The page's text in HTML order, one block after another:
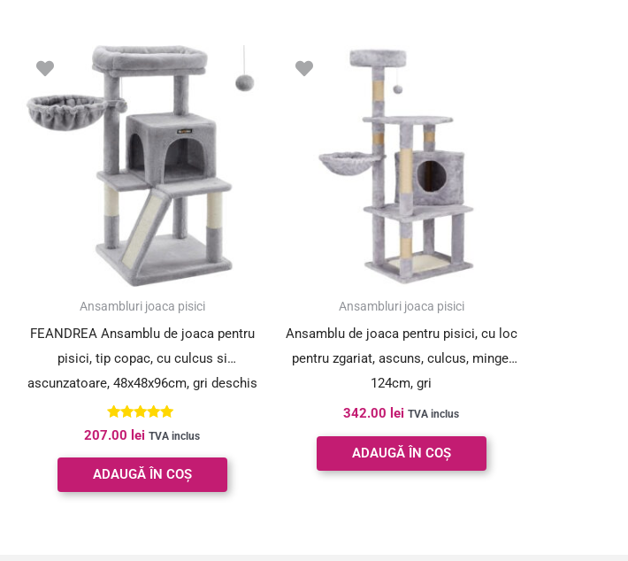
Ansambluri joaca pisici
FEANDREA Ansamblu de joaca pentru
pisici, tip copac, cu culcus si
ascunzatoare, 48x48x96cm, gri deschis
Evaluat la
5.00
din 5
207.00 lei TVA inclus
ADAUGĂ ÎN COȘ
Ansambluri joaca pisici
Ansamblu de joaca pentru pisici, cu loc
pentru zgariat, ascuns, culcus, minge,
124cm, gri
342.00 lei TVA inclus
ADAUGĂ ÎN COȘ